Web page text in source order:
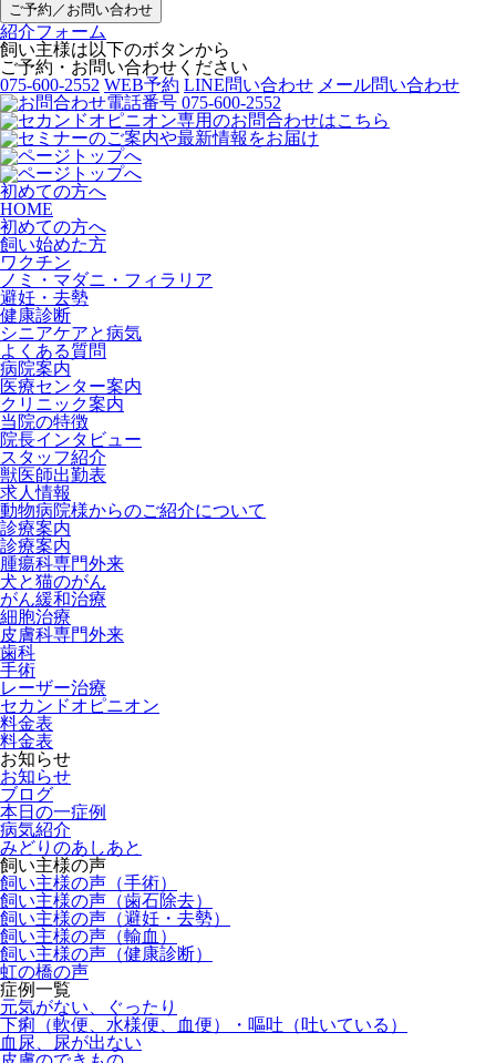
ご予約／お問い合わせ
紹介フォーム
飼い主様は以下のボタンから
ご予約・お問い合わせください
075-600-2552 WEB予約 LINE問い合わせ メール問い合わせ
初めての方へ
HOME
初めての方へ
飼い始めた方
ワクチン
ノミ・マダニ・フィラリア
避妊・去勢
健康診断
シニアケアと病気
よくある質問
病院案内
医療センター案内
クリニック案内
当院の特徴
院長インタビュー
スタッフ紹介
獣医師出勤表
求人情報
動物病院様からのご紹介について
診療案内
診療案内
腫瘍科専門外来
犬と猫のがん
がん緩和治療
細胞治療
皮膚科専門外来
歯科
手術
レーザー治療
セカンドオピニオン
料金表
料金表
お知らせ
お知らせ
ブログ
本日の一症例
病気紹介
みどりのあしあと
飼い主様の声
飼い主様の声（手術）
飼い主様の声（歯石除去）
飼い主様の声（避妊・去勢）
飼い主様の声（輸血）
飼い主様の声（健康診断）
虹の橋の声
症例一覧
元気がない、ぐったり
下痢（軟便、水様便、血便）・嘔吐（吐いている）
血尿、尿が出ない